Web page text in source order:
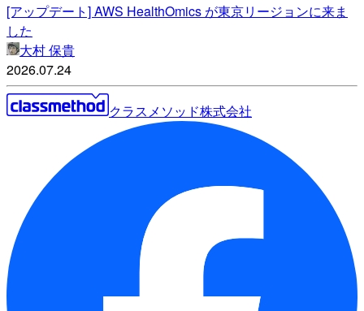
[アップデート] AWS HealthOmics が東京リージョンに来ま
した
大村 保貴
2026.07.24
クラスメソッド株式会社